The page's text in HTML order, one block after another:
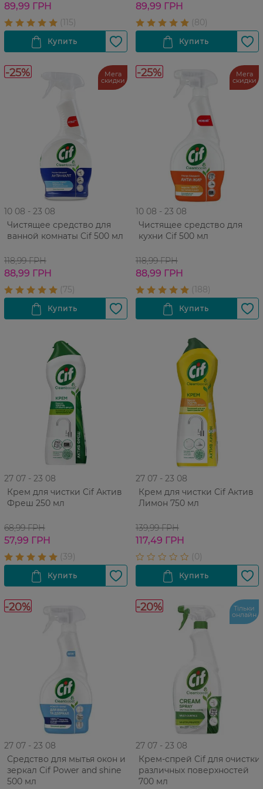
89,99 ГРН 89,99 ГРН
-25% Мега
скидки
10 08 - 23 08
Чистящее средство для
ванной комнаты Cif 500 мл
118,99 ГРН
88,99 ГРН
-25% Мега
скидки
10 08 - 23 08
Чистящее средство для
кухни Cif 500 мл
118,99 ГРН
88,99 ГРН
27 07 - 23 08
Крем для чистки Cif Актив
Фреш 250 мл
68,99 ГРН
57,99 ГРН
27 07 - 23 08
Крем для чистки Cif Актив
Лимон 750 мл
139,99 ГРН
117,49 ГРН
-20%
27 07 - 23 08
Средство для мытья окон и
зеркал Cif Power and shine
500 мл
-20% Тільки
онлайн
27 07 - 23 08
Крем-спрей Cif для очистки
различных поверхностей
700 мл